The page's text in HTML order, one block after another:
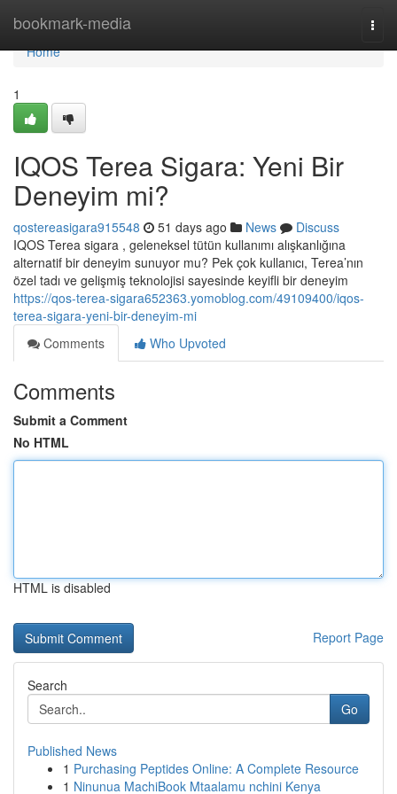
bookmark-media
Home
Home
1
IQOS Terea Sigara: Yeni Bir
Deneyim mi?
qostereasigara915548 51 days ago News
Discuss
IQOS Terea sigara , geleneksel tütün kullanımı alışkanlığına
alternatif bir deneyim sunuyor mu? Pek çok kullanıcı, Terea’nın
özel tadı ve gelişmiş teknolojisi sayesinde keyifli bir deneyim
https://qos-terea-sigara652363.yomoblog.com/49109400/iqos-
terea-sigara-yeni-bir-deneyim-mi
Comments
Who Upvoted
Comments
Submit a Comment
No HTML
HTML is disabled
Report Page
Search
Go
Published News
1 Purchasing Peptides Online: A Complete Resource
1 Ninunua MachiBook Mtaalamu nchini Kenya